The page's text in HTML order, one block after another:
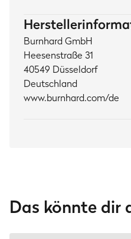
Burnhard GmbH
Heesenstraße 31
40549 Düsseldorf
Deutschland
www.burnhard.com/de
Das könnte dir